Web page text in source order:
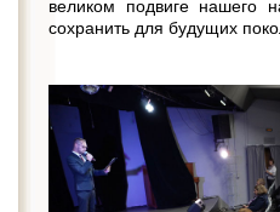
великом подвиге нашего
сохранить для будущих